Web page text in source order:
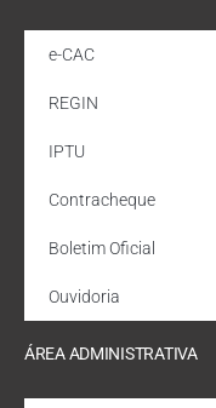
e-CAC
REGIN
IPTU
Contracheque
Boletim Oficial
Ouvidoria
ÁREA ADMINISTRATIVA